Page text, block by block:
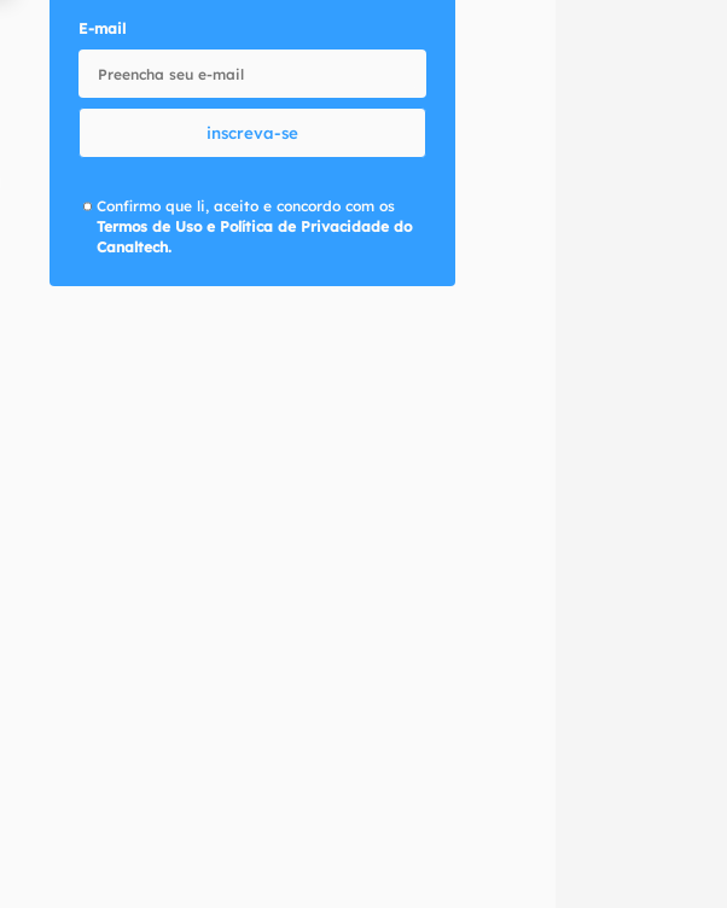
E-mail
inscreva-se
Confirmo que li, aceito e concordo com os
Termos de Uso e Política de Privacidade do
Canaltech.